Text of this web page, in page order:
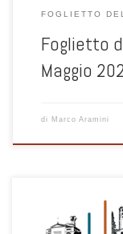
FOGLIETTO
Foglietto
Maggio
di Marco Aramini